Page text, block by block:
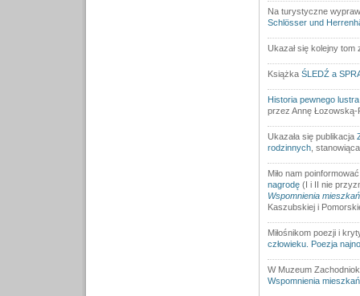
Na turystyczne
Schlösser und
Ukazał się kolejny
Książka ŚLEDŹ a
Historia pewnego lustra
przez Annę Łozowską-
Ukazała się publikacja
rodzinnych,
Miło nam
nagrodę(I i II nie
Wspomnienia
Kaszubskiej i
Miłośnikom poezji i
człowieku. Poezja
W Muzeum
Wspomnienia